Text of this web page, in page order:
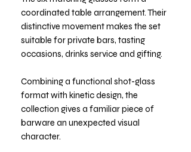
coordinated table arrangement. Their
distinctive movement makes the set
suitable for private bars, tasting
occasions, drinks service and gifting.
Combining a functional shot-glass
format with kinetic design, the
collection gives a familiar piece of
barware an unexpected visual
character.